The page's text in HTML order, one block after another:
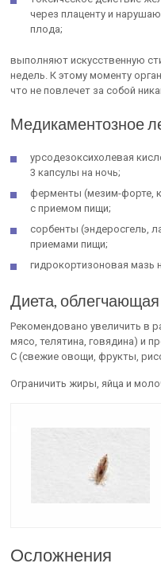
через плаценту и
плода;
выполняют искусственную
недель. К этому моменту
что не повлечет за собой
Медикаментозное
урсодезоксихолевая
3 капсулы на ночь;
ферменты (мезим-форте,
с приемом пищи;
сорбенты (эндеросгель,
приемами пищи;
гидрокортизоновая мазь
Диета,
Рекомендовано увеличить в
мясо, телятина, говядина) и
С (свежие овощи, фрукты,
Ограничить жиры, яйца и
Осложнения